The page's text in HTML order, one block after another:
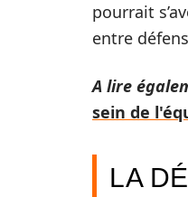
pourrait
entre
A lire
sein de
LA